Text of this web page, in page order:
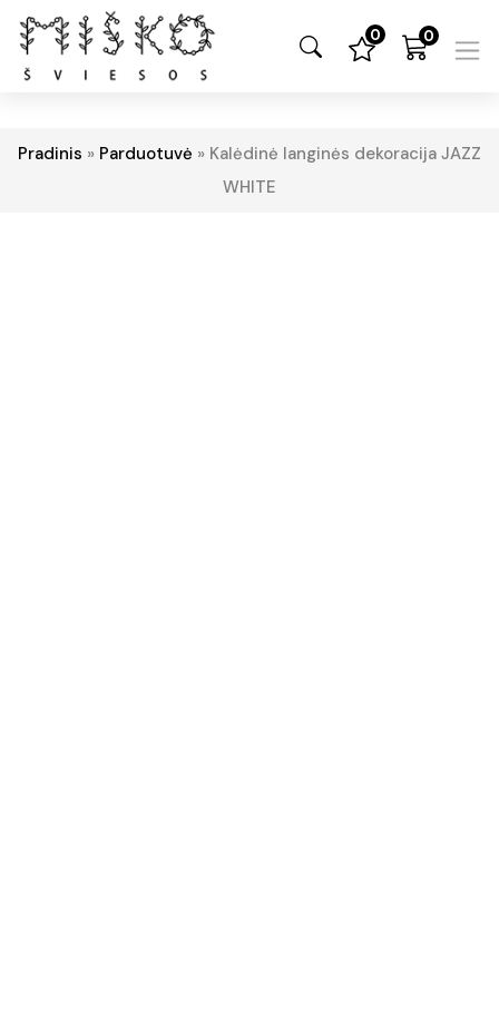
0 0
Pradinis » Parduotuvė » Kalėdinė langinės dekoracija JAZZ
WHITE